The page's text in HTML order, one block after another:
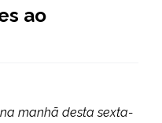
ao
manhã desta sexta-